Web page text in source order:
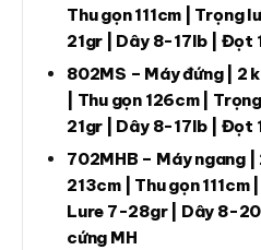
Thu gọn 111cm | Trọng
21gr | Dây 8-17lb | Đọt
802MS – Máy đứng | 2
| Thu gọn 126cm |
21gr | Dây 8-17lb | Đọt
702MHB – Máy ngang |
213cm | Thu gọn 111cm
Lure 7-28gr | Dây 8-
cứng MH